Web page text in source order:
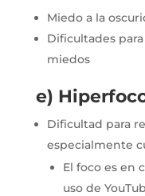
Miedo a la
Dificultades
miedos
e)
Dificultad para
especialmente
El foco es en
uso de